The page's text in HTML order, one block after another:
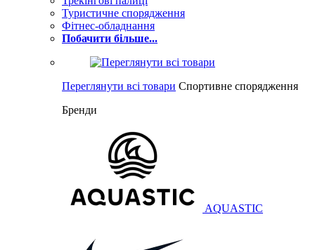
Туристичне спорядження
Фітнес-обладнання
Побачити більше...
Переглянути всі товари Спортивне спорядження
Бренди
AQUASTIC